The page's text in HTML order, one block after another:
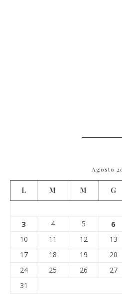
Agosto
L M M G
3 4 5 6
10
11 12 13
17
18 19 20
24
25 26 27
31